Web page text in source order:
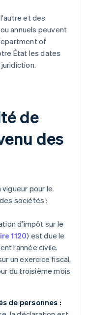
et des
annuels peuvent
of
État les dates
de
des
pour le
sociétés :
d’impôt sur le
1120) est due le
l’année civile.
un exercice fiscal,
du troisième mois
de personnes :